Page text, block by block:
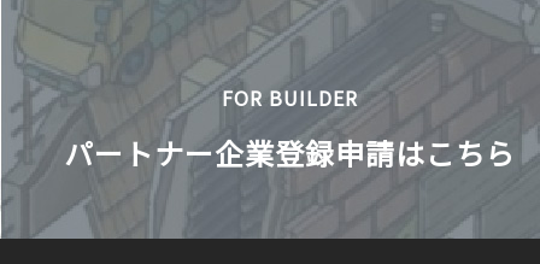
FOR BUILDER
パートナー企業登録申請はこちら